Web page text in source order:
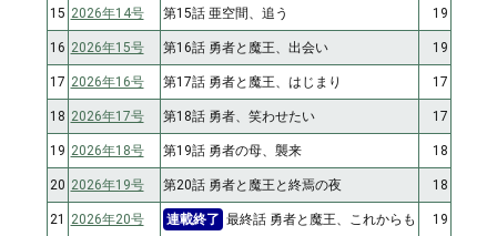
15 2026年14号 第15話 亜空間、追う 19
16 2026年15号 第16話 勇者と魔王、出会い 19
17 2026年16号 第17話 勇者と魔王、はじまり 17
18 2026年17号 第18話 勇者、笑わせたい 17
19 2026年18号 第19話 勇者の母、襲来 18
20 2026年19号 第20話 勇者と魔王と終焉の夜 18
21 2026年20号 連載終了 最終話 勇者と魔王、これからも 19